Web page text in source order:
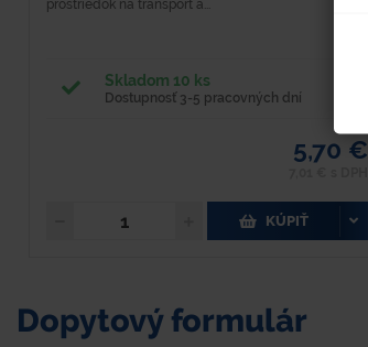
prostriedok na transport a...
Skladom 10 ks
Dostupnosť 3-5 pracovných dní
5,70 €
KÚPIŤ
Dopytový formulár